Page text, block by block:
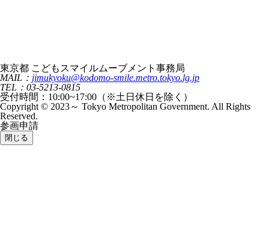
東京都 こどもスマイルムーブメント事務局
MAIL： jimukyoku@kodomo-smile.metro.tokyo.lg.jp
TEL：03-5213-0815
受付時間：10:00~17:00（※土日休日を除く）
Copyright © 2023～ Tokyo Metropolitan Government. All Rights
Reserved.
参画申請
閉じる